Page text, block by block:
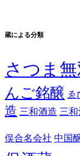
蔵による分類
さつま無
んご銘醸 ゑ
造 三和酒造 三
俣合名会社 中国